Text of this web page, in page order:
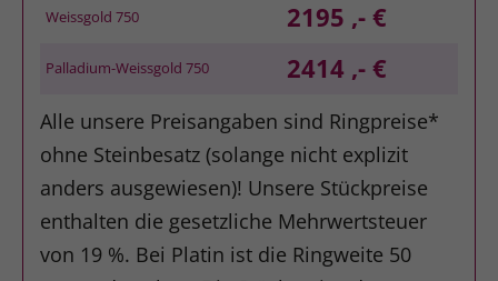
Weissgold 750 2195 ,- €
Palladium-Weissgold 750 2414 ,- €
Alle unsere Preisangaben sind Ringpreise*
ohne Steinbesatz (solange nicht explizit
anders ausgewiesen)! Unsere Stückpreise
enthalten die gesetzliche Mehrwertsteuer
von 19 %. Bei Platin ist die Ringweite 50